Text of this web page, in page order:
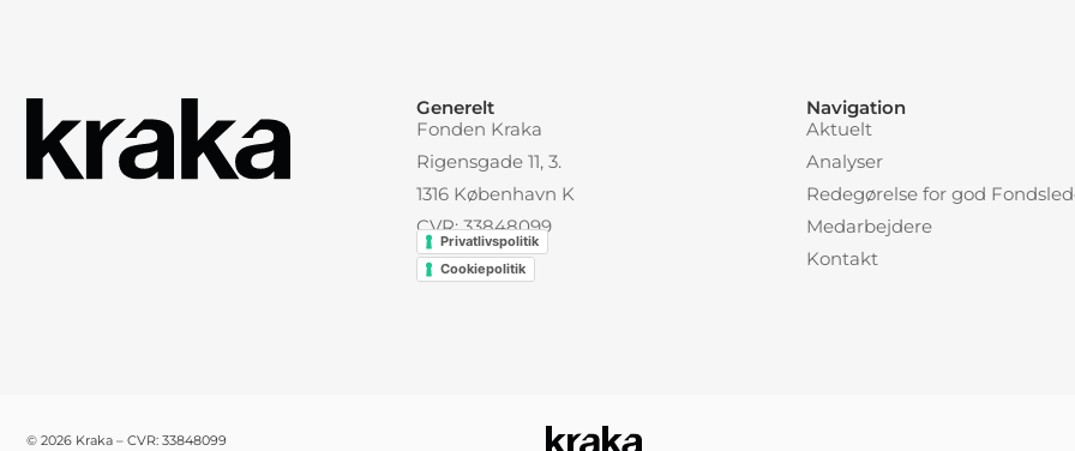
Generelt
Fonden Kraka
Rigensgade 11, 3.
1316 København K
CVR: 33848099
Privatlivspolitik
Cookiepolitik
Navigation
Aktuelt
Analyser
Redegørelse for god
Medarbejdere
Kontakt
© 2026 Kraka – CVR: 33848099